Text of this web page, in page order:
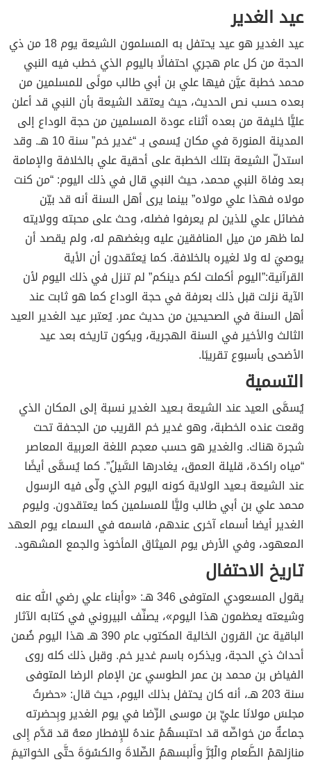
عيد الغدير
عيد الغدير هو عيد يحتفل به المسلمون الشيعة يوم 18 من ذي
الحجة من كل عام هجري احتفالًا باليوم الذي خطب فيه النبي
محمد خطبة عيَّن فيها علي بن أبي طالب مولًى للمسلمين من
بعده حسب نص الحديث، حيث يعتقد الشيعة بأن النبي قد أعلن
عليًّا خليفة من بعده أثناء عودة المسلمين من حجة الوداع إلى
المدينة المنورة في مكان يُسمى بـ “غدير خم” سنة 10 هـ. وقد
استدلّ الشيعة بتلك الخطبة على أحقية علي بالخلافة والإمامة
بعد وفاة النبي محمد، حيث النبي قال في ذلك اليوم: “من كنت
مولاه فهذا علي مولاه” بينما يرى أهل السنة أنه قد بيّن
فضائل علي للذين لم يعرفوا فضله، وحث على محبته وولايته
لما ظهر من ميل المنافقين عليه وبغضهم له، ولم يقصد أن
يوصيَ له ولا لغيره بالخلافة. كما يَعتَقدون أن الأية
القرآنية:”اليوم أكملت لكم دينكم” لم تنزل في ذلك اليوم لأن
الآية نزلت قبل ذلك بعرفة في حجة الوداع كما هو ثابت عند
أهل السنة في الصحيحين من حديث عمر. يُعتبر عيد الغدير العيد
الثالث والأخير في السنة الهجرية، ويكون تاريخه بعد عيد
الأضحى بأسبوع تقريبًا.
التسمية
يُسمَّى العيد عند الشيعة بـعيد الغدير نسبة إلى المكان الذي
وقعت عنده الخطبة، وهو غدير خم القريب من الجحفة تحت
شجرة هناك. والغدير هو حسب معجم اللغة العربية المعاصر
“مياه راكدة، قليلة العمق، يغادرها السَّيلُ”. كما يُسمَّى أيضًا
عند الشيعة بـعيد الولاية كونه اليوم الذي ولّى فيه الرسول
محمد علي بن أبي طالب وليًّا للمسلمين كما يعتقدون. وليوم
الغدير أيضا أسماء آخرى عندهم، فاسمه في السماء يوم العهد
المعهود، وفي الأرض يوم الميثاق المأخوذ والجمع المشهود.
تاريخ الاحتفال
يقول المسعودي المتوفى 346 هـ: «وأبناء علي رضي الله عنه
وشيعته يعظمون هذا اليوم»، يصنِّف البيروني في كتابه الآثار
الباقية عن القرون الخالية المكتوب عام 390 هـ هذا اليوم ضُمن
أحداث ذي الحجة، ويذكره باسم غدير خم. وقبل ذلك كله روى
الفياض بن محمد بن عمر الطوسي عن الإمام الرضا المتوفى
سنة 203 هـ، أنه كان يحتفل بذلك اليوم، حيث قال: «حضرتُ
مجلسَ مولانَا عليِّ بن موسى الرِّضا في يوم الغدير وبِحضرته
جماعةٌ من خواصِّه قد احتبسهُمْ عندهُ للإِفطار معهُ قد قدَّم إِلى
منازلهمْ الطَّعام والْبُرَّ وأَلبسهمُ الصِّلاةَ والكسْوَةَ حتَّى الخواتيمَ